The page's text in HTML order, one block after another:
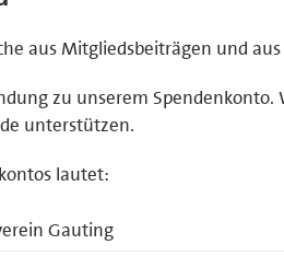
aus Mitgliedsbeiträgen und aus
zu unserem
unterstützen.
lautet:
Gauting